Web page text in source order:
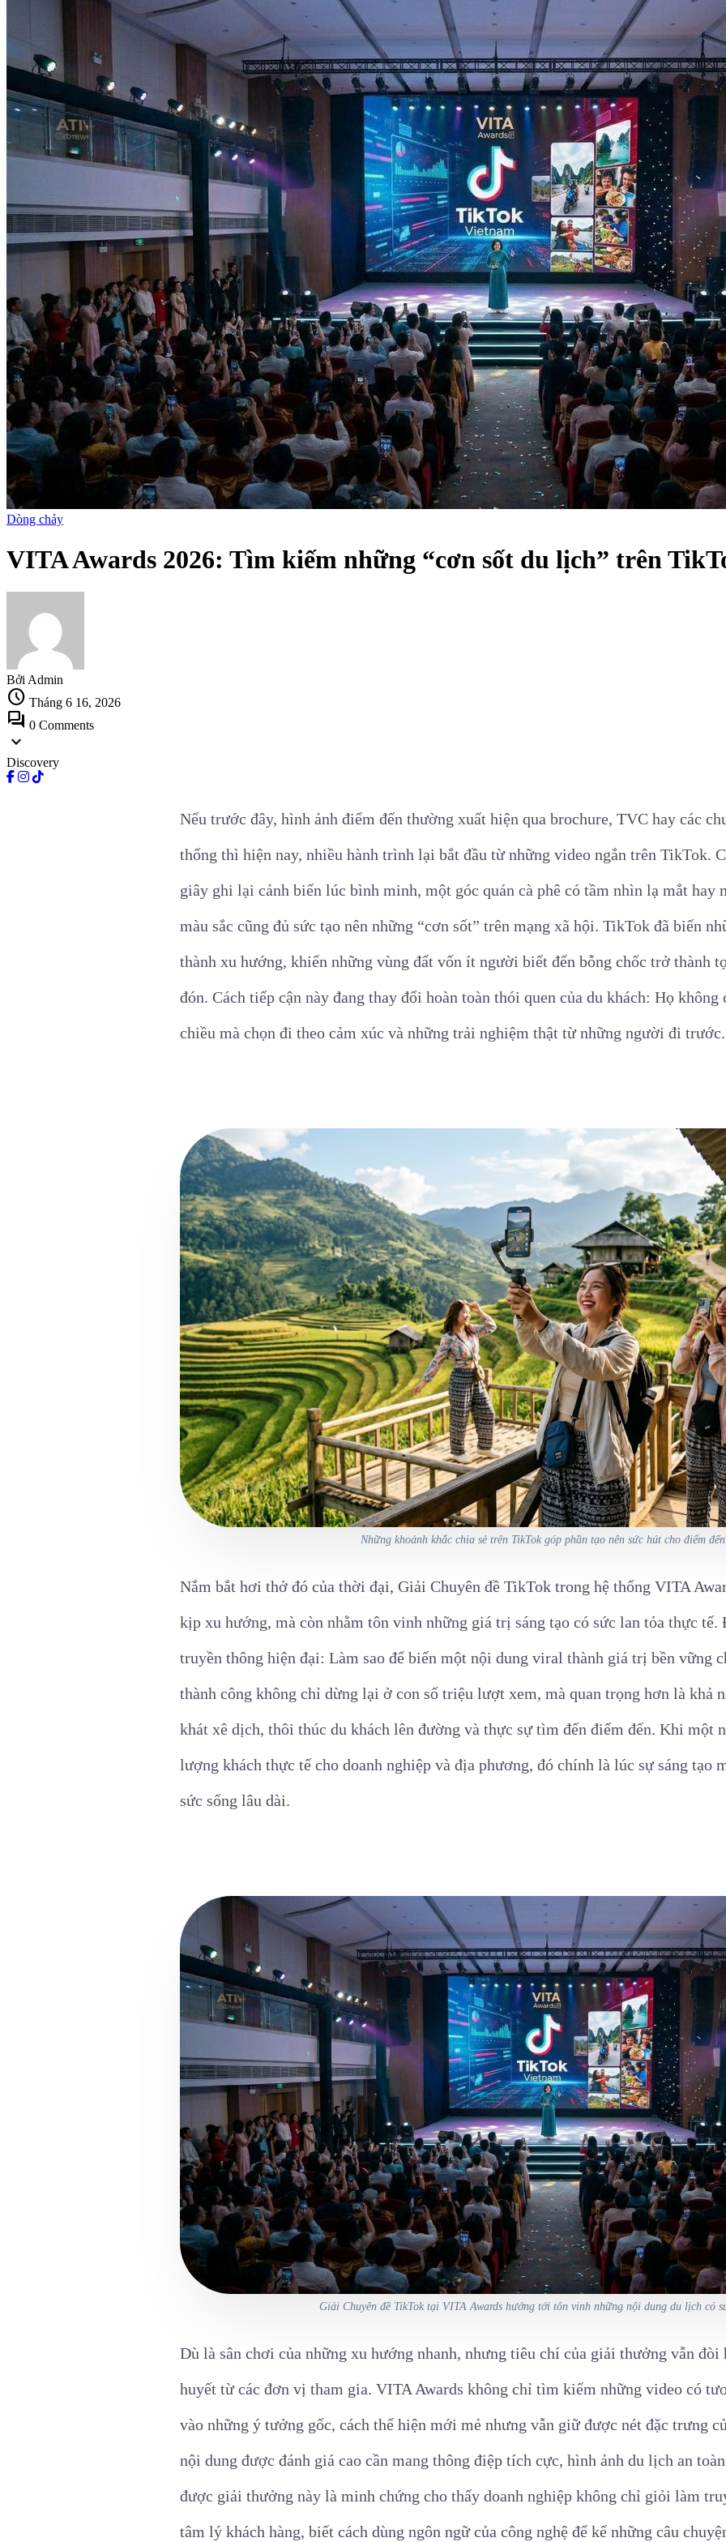
Dòng chảy
VITA Awards 2026: Tìm kiếm những “cơn sốt du lịch” trên
Bởi Admin
schedule Tháng 6 16, 2026
forum 0 Comments
expand_more
Discovery
Nếu trước đây, hình ảnh điểm đến thường xuất hiện qua brochure, TVC hay các
thống thì hiện nay, nhiều hành trình lại bắt đầu từ những video ngắn trên TikTok.
giây ghi lại cảnh biển lúc bình minh, một góc quán cà phê có tầm nhìn lạ mắt hay
màu sắc cũng đủ sức tạo nên những “cơn sốt” trên mạng xã hội. TikTok đã biến
thành xu hướng, khiến những vùng đất vốn ít người biết đến bỗng chốc trở thành
đón. Cách tiếp cận này đang thay đổi hoàn toàn thói quen của du khách: Họ không
chiều mà chọn đi theo cảm xúc và những trải nghiệm thật từ những người đi trước.
Những khoảnh khắc chia sẻ trên TikTok góp phần tạo nên sức hút cho điểm
Nắm bắt hơi thở đó của thời đại, Giải Chuyên đề TikTok trong hệ thống VITA
kịp xu hướng, mà còn nhằm tôn vinh những giá trị sáng tạo có sức lan tỏa thực
truyền thông hiện đại: Làm sao để biến một nội dung viral thành giá trị bền vững
thành công không chỉ dừng lại ở con số triệu lượt xem, mà quan trọng hơn là khả
khát xê dịch, thôi thúc du khách lên đường và thực sự tìm đến điểm đến. Khi một
lượng khách thực tế cho doanh nghiệp và địa phương, đó chính là lúc sự sáng tạo
sức sống lâu dài.
Giải Chuyên đề TikTok tại VITA Awards hướng tới tôn vinh những nội dung du lịch có
Dù là sân chơi của những xu hướng nhanh, nhưng tiêu chí của giải thưởng vẫn đòi
huyết từ các đơn vị tham gia. VITA Awards không chỉ tìm kiếm những video có
vào những ý tưởng gốc, cách thể hiện mới mẻ nhưng vẫn giữ được nét đặc trưng
nội dung được đánh giá cao cần mang thông điệp tích cực, hình ảnh du lịch an
được giải thưởng này là minh chứng cho thấy doanh nghiệp không chỉ giỏi làm
tâm lý khách hàng, biết cách dùng ngôn ngữ của công nghệ để kể những câu